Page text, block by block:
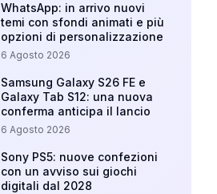
WhatsApp: in arrivo nuovi
temi con sfondi animati e più
opzioni di personalizzazione
6 Agosto 2026
Samsung Galaxy S26 FE e
Galaxy Tab S12: una nuova
conferma anticipa il lancio
6 Agosto 2026
Sony PS5: nuove confezioni
con un avviso sui giochi
digitali dal 2028